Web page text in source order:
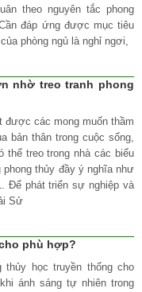
theo nguyên tắc phong
đáp ứng được mục tiêu
phòng ngủ là nghỉ ngơi,
nhờ treo tranh phong
được các mong muốn thầm
bản thân trong cuộc sống,
thể treo trong nhà các biểu
thủy đầy ý nghĩa như
Để phát triển sự nghiệp và
Sử
phù hợp?
thủy học truyền thống cho
ánh sáng tự nhiên trong